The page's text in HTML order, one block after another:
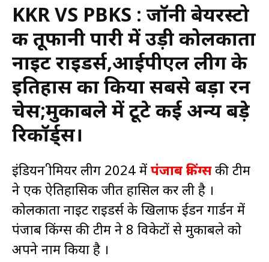
KKR VS PBKS : जॉनी बेयरस्टो
की तूफानी पारी में उड़ी कोलकाता
नाइट राइडर्स,आईपीएल लीग के
इतिहास का किया सबसे बड़ा रन
चेस;मुकाबले में टूटे कई अन्य बड़े
रिकॉर्ड्स।
इंडियन प्रीमियर लीग 2024 में पंजाब किंग्स की टीम
ने एक ऐतिहासिक जीत हासिल कर ली है ।
कोलकाता नाइट राइडर्स के खिलाफ ईडन गार्डन में
पंजाब किंग्स की टीम ने 8 विकेटों से मुकाबले को
अपने नाम किया है ।